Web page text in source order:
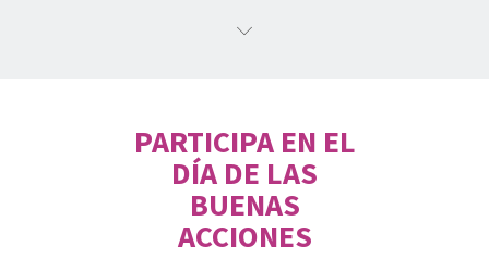
PARTICIPA EN EL
DÍA DE LAS
BUENAS
ACCIONES